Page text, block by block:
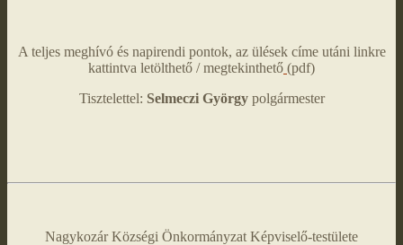
A teljes meghívó és napirendi pontok, az ülések címe utáni linkre
kattintva letölthető / megtekinthető (pdf)
Tisztelettel: Selmeczi Györgypolgármester
Nagykozár Községi Önkormányzat Képviselő-testülete